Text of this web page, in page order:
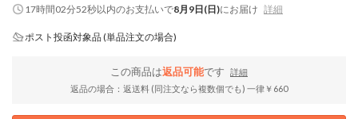
17時間02分51秒以内のお支払いで8月9日(日)にお届け 詳細
ポスト投函対象品 (単品注文の場合)
この商品は返品可能です
詳細
返品の場合：返送料 (同注文なら複数個でも) 一律￥660